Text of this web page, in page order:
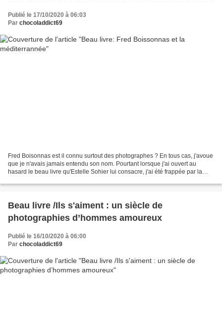
Publié le 17/10/2020 à 06:03
Par chocoladdict69
Fred Boisonnas est il connu surtout des photographes ? En tous cas, j'avoue
que je n'avais jamais entendu son nom. Pourtant lorsque j'ai ouvert au
hasard le beau livre qu'Estelle Sohier lui consacre, j'ai été frappée par la
Beau livre /Ils s'aiment : un siècle de
photographies d’hommes amoureux
Publié le 16/10/2020 à 06:00
Par chocoladdict69